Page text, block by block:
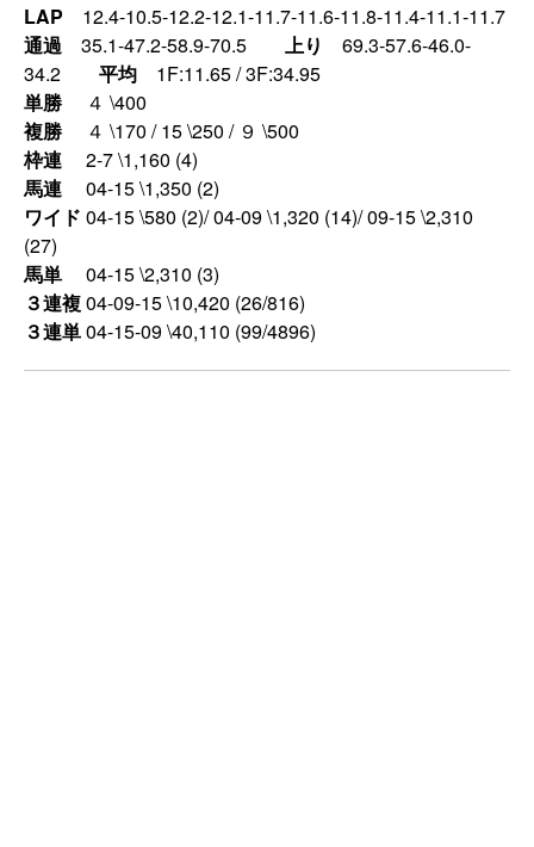
LAP 12.4-10.5-12.2-12.1-11.7-11.6-11.8-11.4-11.1-11.7
通過 35.1-47.2-58.9-70.5 上り 69.3-57.6-46.0-
34.2 平均 1F:11.65 / 3F:34.95
単勝
４ \400
複勝
４ \170 / 15 \250 / ９ \500
枠連
2-7 \1,160 (4)
馬連
04-15 \1,350 (2)
ワイド 04-15 \580 (2)/ 04-09 \1,320 (14)/ 09-15 \2,310
(27)
馬単
04-15 \2,310 (3)
３連複04-09-15 \10,420 (26/816)
３連単04-15-09 \40,110 (99/4896)